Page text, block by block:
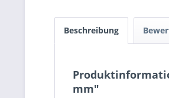
Beschreibung
mm"